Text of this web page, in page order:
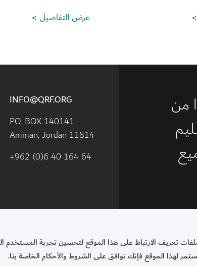
عرض التفاصيل
من
INFO@QRF.ORG
PO. BOX 140141
Amman, Jordan 11814
+962 (0)6 40 164 64
مؤسسة الملكة رانيا للتعليم والتنمية. جميع
تعريف الارتباط على هذا الموقع لتحسين تجربة المستخدم
لهذا الموقع فإنك توافق على الشروط والأحكام الخاصة بنا.